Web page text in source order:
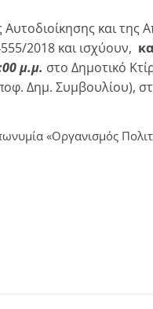
και της
2018 και ισχύουν,
μ.μ. στο Δημοτικό
Δημ. Συμβουλίου),
«Οργανισμός